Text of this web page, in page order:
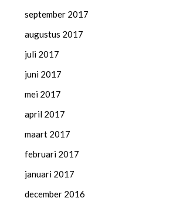
september 2017
augustus 2017
juli 2017
juni 2017
mei 2017
april 2017
maart 2017
februari 2017
januari 2017
december 2016